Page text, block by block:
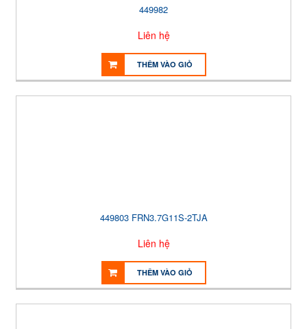
449982
Liên hệ
THÊM VÀO GIỎ
449803 FRN3.7G11S-2TJA
Liên hệ
THÊM VÀO GIỎ